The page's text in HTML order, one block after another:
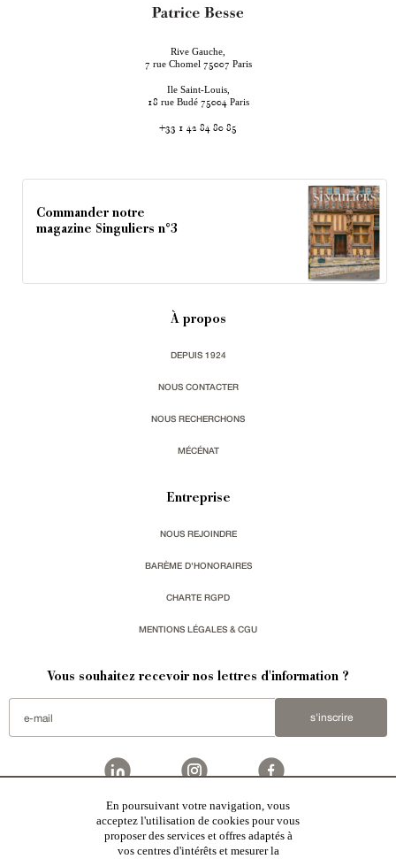
Rive Gauche,
7 rue Chomel 75007 Paris
Ile Saint-Louis,
18 rue Budé 75004 Paris
+33 1 42 84 80 85
Commander notre
magazine Singuliers n°3
À propos
DEPUIS 1924
NOUS CONTACTER
NOUS RECHERCHONS
MÉCÉNAT
Entreprise
NOUS REJOINDRE
BARÈME D'HONORAIRES
CHARTE RGPD
MENTIONS LÉGALES & CGU
Vous souhaitez recevoir nos lettres d'information ?
s'inscrire
Patrice Besse est une agence immobilière basée à Paris, ayant créé un réseau national spécialisé
dans la vente de bâtiments de caractère:
demeures & maisons
appartements,Architecture du 20ème S.,monuments historiques
mas & corps de ferme,maisons de village,chalets
En poursuivant votre navigation, vous
acceptez l'utilisation de cookies pour vous
proposer des services et offres adaptés à
vos centres d'intérêts et mesurer la